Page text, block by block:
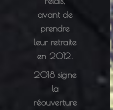
avant de
prendre
leur retraite
en 2012.
2018 signe
la
réouverture